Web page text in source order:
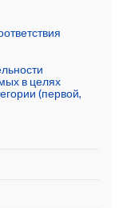
в целях
(первой,